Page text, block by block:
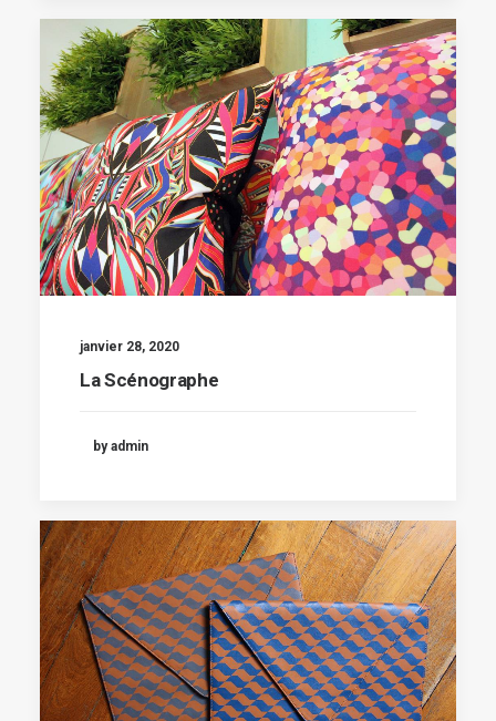
janvier 28, 2020
La Scénographe
by admin